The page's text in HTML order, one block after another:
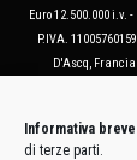
Informativa
di terze parti.
Euro 12.500.000 i.v.
P.IVA.
D'Ascq,